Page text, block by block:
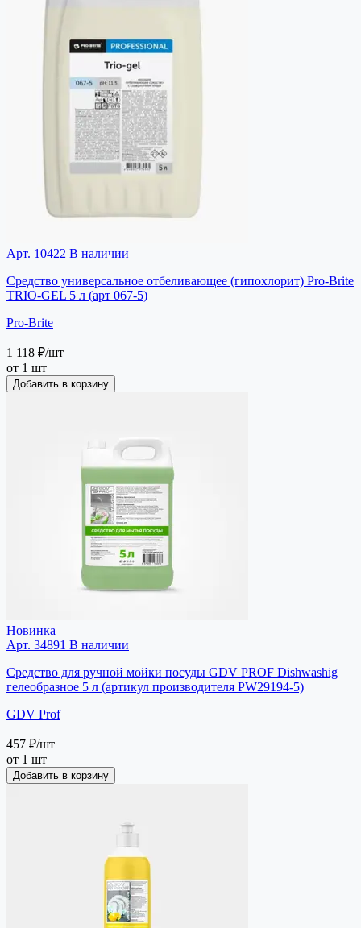
Арт. 10422 В наличии
Средство универсальное отбеливающее (гипохлорит) Pro-Brite
TRIO-GEL 5 л (арт 067-5)
Pro-Brite
1 118 ₽/шт
от 1 шт
Добавить в корзину
Новинка
Арт. 34891 В наличии
Средство для ручной мойки посуды GDV PROF Dishwashig
гелеобразное 5 л (артикул производителя PW29194-5)
GDV Prof
457 ₽/шт
от 1 шт
Добавить в корзину